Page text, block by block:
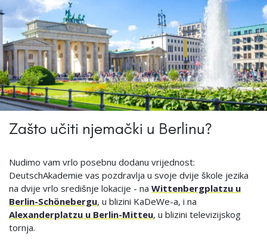
Zašto učiti njemački u Berlinu?
Nudimo vam vrlo posebnu dodanu vrijednost:
DeutschAkademie vas pozdravlja u svoje dvije škole jezika
na dvije vrlo središnje lokacije - na Wittenbergplatzu u
Berlin-Schönebergu, u blizini KaDeWe-a, i na
Alexanderplatzu u Berlin-Mitteu, u blizini televizijskog
tornja.